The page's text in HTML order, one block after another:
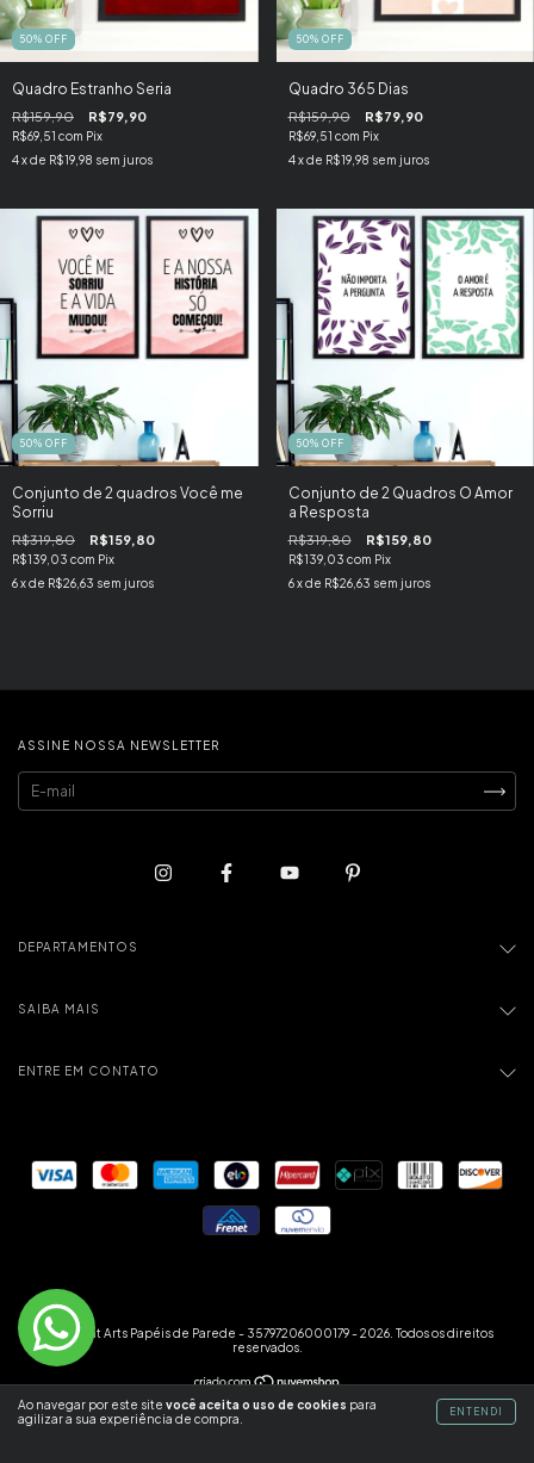
Ao navegar por este site você aceita o uso de cookies para
agilizar a sua experiência de compra.
ENTENDI
50% OFF
Quadro Estranho Seria
R$159,90 R$79,90
R$69,51 com Pix
4x de R$19,98 sem juros
50% OFF
Quadro 365 Dias
R$159,90 R$79,90
R$69,51 com Pix
4 x de R$19,98 sem juros
50% OFF
Conjunto de 2 quadros Você me
Sorriu
R$319,80 R$159,80
R$139,03 com Pix
6x de R$26,63 sem juros
50% OFF
Conjunto de 2 Quadros O Amor 
a Resposta
R$319,80 R$159,80
R$139,03 com Pix
6 x de R$26,63 sem juros
ASSINE NOSSA NEWSLETTER
DEPARTAMENTOS
SAIBA MAIS
ENTRE EM CONTATO
Copyright Arts Papéis de Parede - 35797206000179 - 2026. Todos os direitos
reservados.